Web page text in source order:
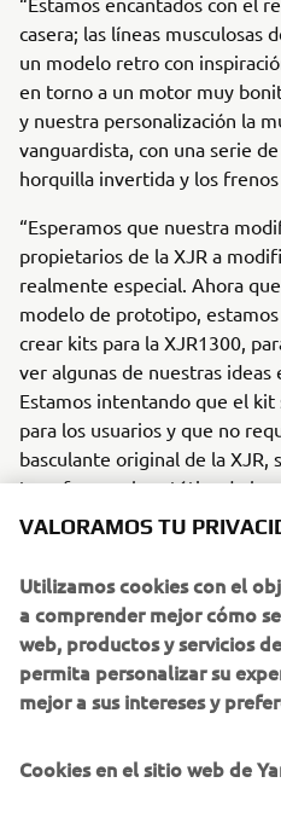
casera; las líneas musculosas
un modelo retro con
en torno a un motor muy
y nuestra personalización la
vanguardista, con una serie
horquilla invertida y los frenos
“Esperamos que nuestra
propietarios de la XJR a
realmente especial. Ahora
modelo de prototipo,
crear kits para la XJR1300,
ver algunas de nuestras ideas
Estamos intentando que el kit
para los usuarios y que no
basculante original de la XJR,
transformen la estética de la
que se puedan instalar
Yamaha a su medida acorde
Wrenchmonkees se puede
web:
VALORAMOS TU
Utilizamos cookies con el
a comprender mejor cómo
web, productos y servicios
permita personalizar su
mejor a sus intereses y
Cookies en el sitio web de